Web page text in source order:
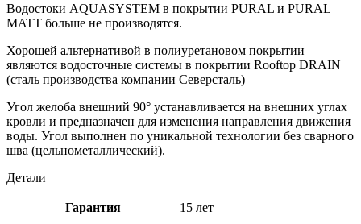
Водостоки AQUASYSTEM в покрытии PURAL и PURAL
MATT больше не производятся.
Хорошей альтернативой в полиуретановом покрытии
являются водосточные системы в покрытии Rooftop DRAIN
(сталь производства компании Северсталь)
Угол желоба внешний 90° устанавливается на внешних углах
кровли и предназначен для изменения направления движения
воды. Угол выполнен по уникальной технологии без сварного
шва (цельнометаллический).
Детали
Гарантия 15 лет